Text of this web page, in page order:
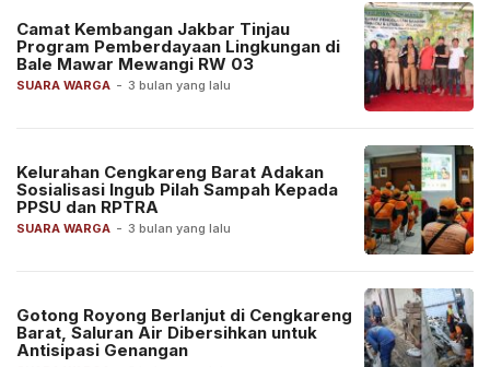
SUARA WARGA - 3 bulan yang lalu
Camat Kembangan Jakbar Tinjau
Program Pemberdayaan Lingkungan di
Bale Mawar Mewangi RW 03
SUARA WARGA - 3 bulan yang lalu
Kelurahan Cengkareng Barat Adakan
Sosialisasi Ingub Pilah Sampah Kepada
PPSU dan RPTRA
Gotong Royong Berlanjut di Cengkareng
Barat, Saluran Air Dibersihkan untuk
Antisipasi Genangan